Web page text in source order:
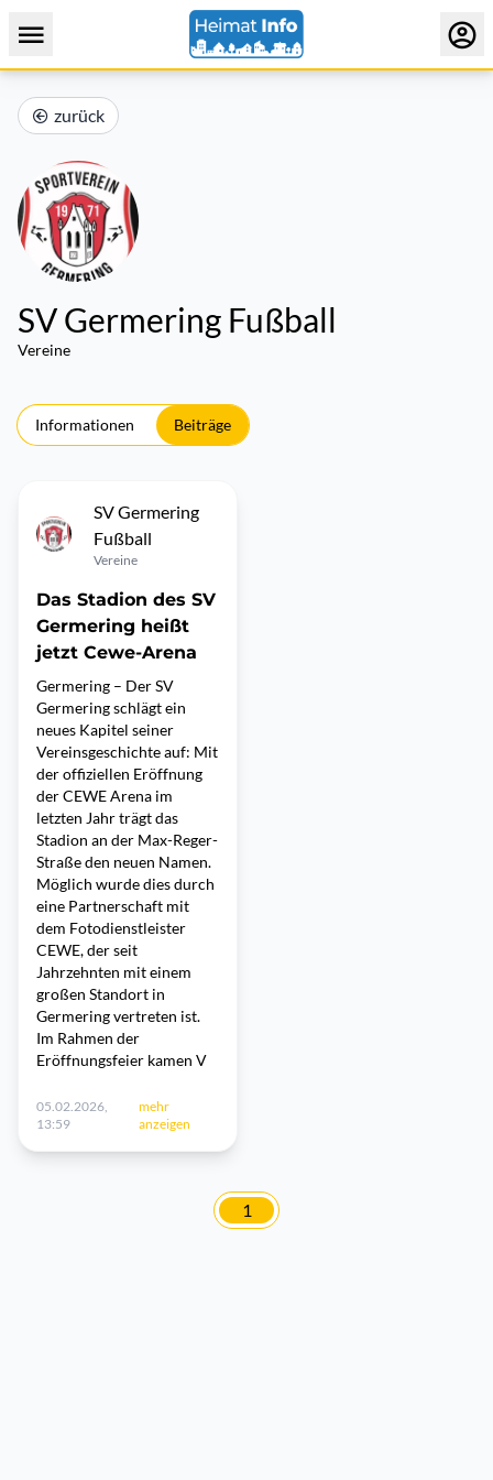
zurück
SV Germering Fußball
Vereine
Informationen Beiträge
SV Germering
Fußball
Vereine
Das Stadion des SV
Germering heißt
jetzt Cewe-Arena
Germering – Der SV
Germering schlägt ein
neues Kapitel seiner
Vereinsgeschichte auf: Mit
der offiziellen Eröffnung
der CEWE Arena im
letzten Jahr trägt das
Stadion an der Max-Reger-
Straße den neuen Namen.
Möglich wurde dies durch
eine Partnerschaft mit
dem Fotodienstleister
CEWE, der seit
Jahrzehnten mit einem
großen Standort in
Germering vertreten ist.
Im Rahmen der
Eröffnungsfeier kamen V
05.02.2026,
13:59
mehr
anzeigen
1